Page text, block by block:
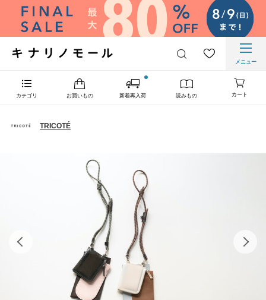
メニュー
カテゴリ お買いもの 新着再入荷 読みもの カート
TRICOTÉ